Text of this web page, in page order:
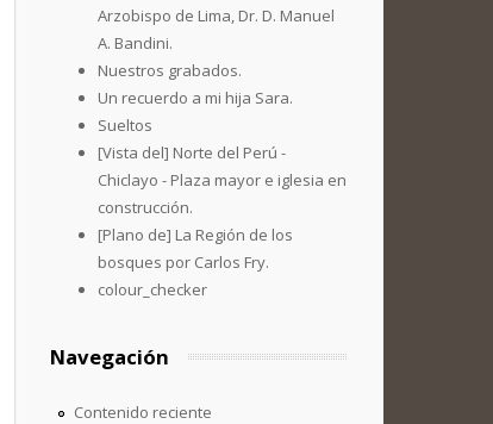
Arzobispo de Lima, Dr. D. Manuel
A. Bandini.
Nuestros grabados.
Un recuerdo a mi hija Sara.
Sueltos
[Vista del] Norte del Perú -
Chiclayo - Plaza mayor e iglesia en
construcción.
[Plano de] La Región de los
bosques por Carlos Fry.
colour_checker
Navegación
Contenido reciente